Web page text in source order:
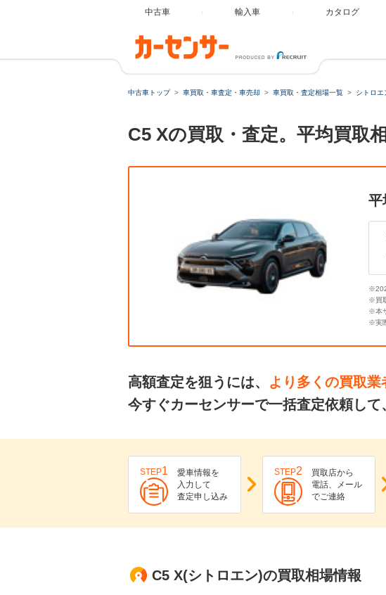
中古車 輸入車 カタログ
中古車トップ 車買取・車査定・車売却 車買取・査定相場一覧 シトロエ
C5 Xの買取・査定。平均買取
平
※買
※本
※実
高額査定を狙うには、 より多くの買取
今すぐカーセンサーで一括査定依頼して
STEP1
愛車情報を
入力して
査定申し込み
STEP2
買取店から
電話、メール
でご連絡
C5 X(シトロエン)の買取相場情報